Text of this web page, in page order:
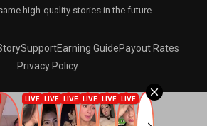
high-quality stories in the future.
SupportEarning GuidePayout Rates
Privacy Policy
Sex Stories. All Rights Reserved.